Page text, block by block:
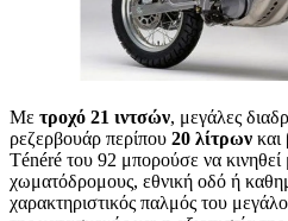
Με τροχό 21 ιντσών, μεγάλες
ρεζερβουάρ περίπου 20 λίτρων και
Ténéré του 92 μπορούσε να κινηθεί
χωματόδρομους, εθνική οδό ή
χαρακτηριστικός παλμός του